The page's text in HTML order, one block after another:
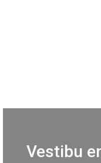
Vestibu